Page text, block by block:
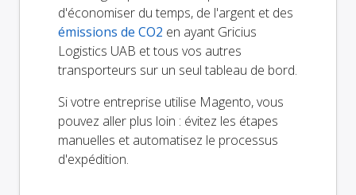
d'économiser du temps, de l'argent et des
émissions de CO2 en ayant Gricius
Logistics UAB et tous vos autres
transporteurs sur un seul tableau de bord.
Si votre entreprise utilise Magento, vous
pouvez aller plus loin : évitez les étapes
manuelles et automatisez le processus
d'expédition.